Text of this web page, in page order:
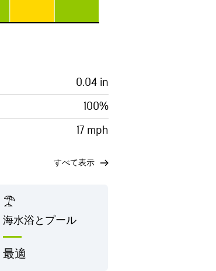
0.04 in
100%
17 mph
すべて表示
海水浴とプール
最適